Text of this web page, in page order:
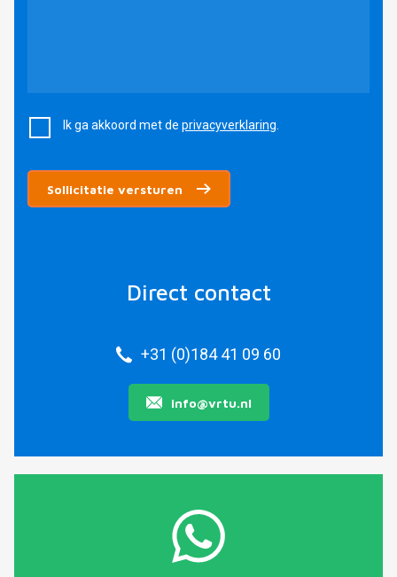
Ik ga akkoord met de privacyverklaring.
Sollicitatie versturen
Direct contact
+31 (0)184 41 09 60
info@vrtu.nl